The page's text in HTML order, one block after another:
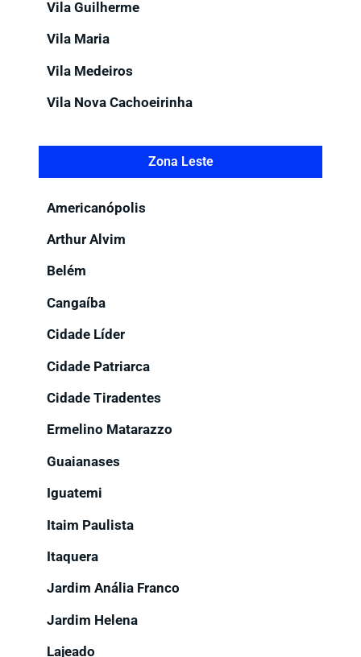
Vila Guilherme
Vila Maria
Vila Medeiros
Vila Nova Cachoeirinha
Zona Leste
Americanópolis
Arthur Alvim
Belém
Cangaíba
Cidade Líder
Cidade Patriarca
Cidade Tiradentes
Ermelino Matarazzo
Guaianases
Iguatemi
Itaim Paulista
Itaquera
Jardim Anália Franco
Jardim Helena
Lajeado